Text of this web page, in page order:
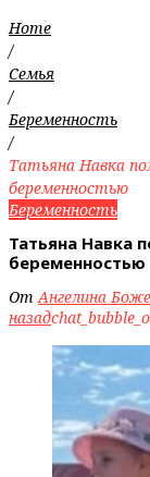
Home
/
Семья
/
Беременность
/
Татьяна Навка
беременностью
Беременность
Татьяна Навка
беременностью
ОтАнгелина
назад